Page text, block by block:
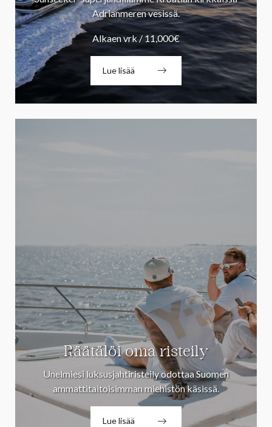
Adrianmeren vesissä.
Alkaen vrk / 11,000€
Lue lisää
Räätälöi oma risteily
Unelmiesi luksusjahtiristeily odottaa Suomen
ammattitaitoisimman miehistön käsissä.
Lue lisää